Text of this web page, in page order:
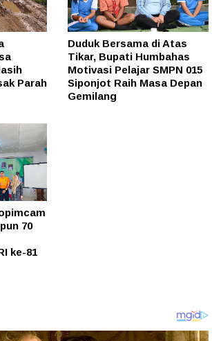
Parah
Duduk Bersama di Atas
Tikar, Bupati Humbahas
Motivasi Pelajar SMPN 015
Siponjot Raih Masa Depan
Gemilang
70
ke-81